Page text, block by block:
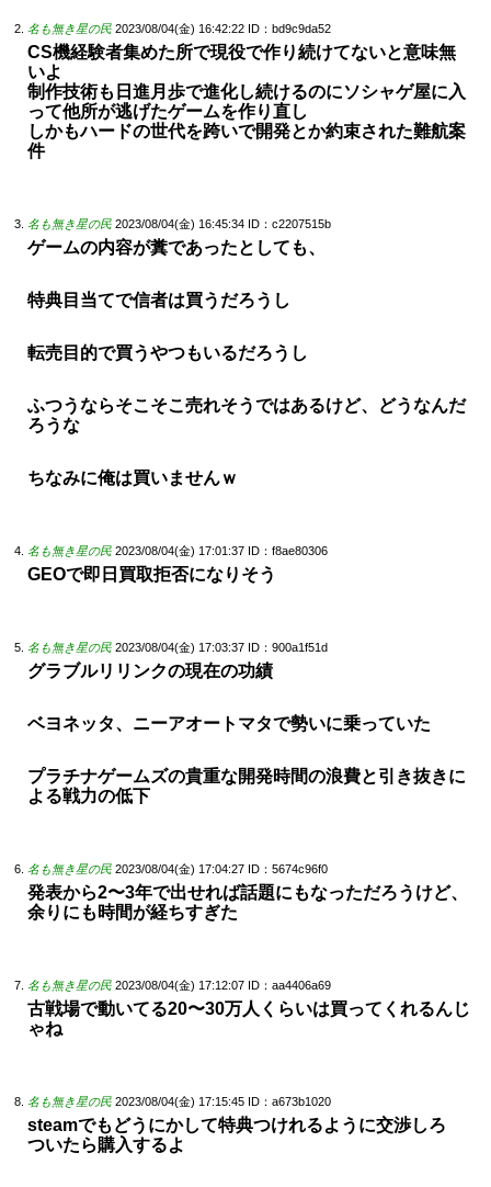
名も無き星の民 2023/08/04(金) 16:42:22 ID：bd9c9da52
CS機経験者集めた所で現役で作り続けてないと意味無
いよ
制作技術も日進月歩で進化し続けるのにソシャゲ屋に入
って他所が逃げたゲームを作り直し
しかもハードの世代を跨いで開発とか約束された難航案
件
名も無き星の民 2023/08/04(金) 16:45:34 ID：c2207515b
ゲームの内容が糞であったとしても、
特典目当てで信者は買うだろうし
転売目的で買うやつもいるだろうし
ふつうならそこそこ売れそうではあるけど、どうなんだ
ろうな
ちなみに俺は買いませんｗ
名も無き星の民 2023/08/04(金) 17:01:37 ID：f8ae80306
GEOで即日買取拒否になりそう
名も無き星の民 2023/08/04(金) 17:03:37 ID：900a1f51d
グラブルリリンクの現在の功績
ベヨネッタ、ニーアオートマタで勢いに乗っていた
プラチナゲームズの貴重な開発時間の浪費と引き抜きに
よる戦力の低下
名も無き星の民 2023/08/04(金) 17:04:27 ID：5674c96f0
発表から2〜3年で出せれば話題にもなっただろうけど、
余りにも時間が経ちすぎた
名も無き星の民 2023/08/04(金) 17:12:07 ID：aa4406a69
古戦場で動いてる20〜30万人くらいは買ってくれるんじ
ゃね
名も無き星の民 2023/08/04(金) 17:15:45 ID：a673b1020
steamでもどうにかして特典つけれるように交渉しろ
ついたら購入するよ